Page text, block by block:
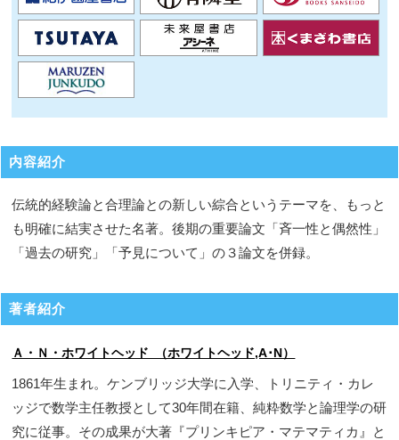
内容紹介
伝統的経験論と合理論との新しい綜合というテーマを、もっと
も明確に結実させた名著。後期の重要論文「斉一性と偶然性」
「過去の研究」「予見について」の３論文を併録。
著者紹介
Ａ・Ｎ・ホワイトヘッド （ホワイトヘッド,A･N）
1861年生まれ。ケンブリッジ大学に入学、トリニティ・カレ
ッジで数学主任教授として30年間在籍、純粋数学と論理学の研
究に従事。その成果が大著『プリンキピア・マテマティカ』と